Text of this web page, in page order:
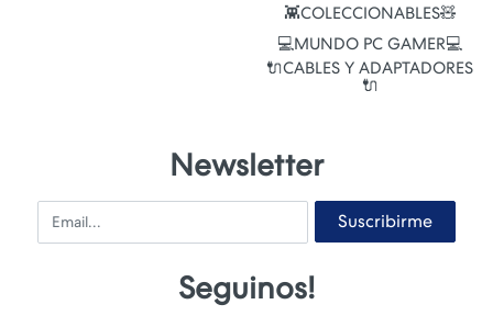
👾COLECCIONABLES🧸
💻MUNDO PC GAMER💻
🔌CABLES Y ADAPTADORES
🔌
Newsletter
Email Suscribirme
Seguinos!